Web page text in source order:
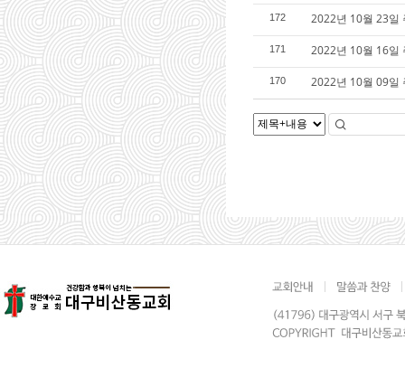
172 2022년 10월 23일
171 2022년 10월 16일
170 2022년 10월 09일